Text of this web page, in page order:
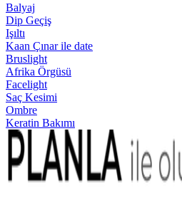
Balyaj
Dip Geçiş
Işıltı
Kaan Çınar ile date
Bruslight
Afrika Örgüsü
Facelight
Saç Kesimi
Ombre
Keratin Bakımı